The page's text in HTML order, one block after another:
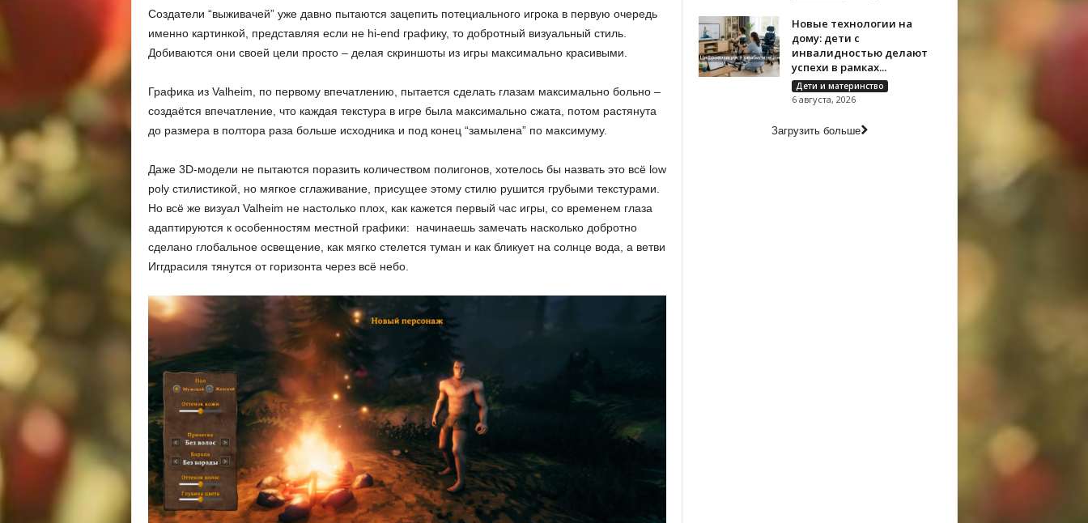
Создатели “выживачей” уже давно пытаются зацепить потециального игрока в первую очередь
именно картинкой, представляя если не hi-end графику, то добротный визуальный стиль.
Добиваются они своей цели просто – делая скриншоты из игры максимально красивыми.
Графика из Valheim, по первому впечатлению, пытается сделать глазам максимально больно –
создаётся впечатление, что каждая текстура в игре была максимально сжата, потом растянута
до размера в полтора раза больше исходника и под конец “замылена” по максимуму.
Даже 3D-модели не пытаются поразить количеством полигонов, хотелось бы назвать это всё low
poly стилистикой, но мягкое сглаживание, присущее этому стилю рушится грубыми текстурами.
Но всё же визуал Valheim не настолько плох, как кажется первый час игры, со временем глаза
адаптируются к особенностям местной графики: начинаешь замечать насколько добротно
сделано глобальное освещение, как мягко стелется туман и как бликует на солнце вода, а ветви
Иггдрасиля тянутся от горизонта через всё небо.
Новые технологии на
дому: дети с
инвалидностью делают
успехи в рамках...
Дети и материнство
6 августа, 2026
Загрузить больше